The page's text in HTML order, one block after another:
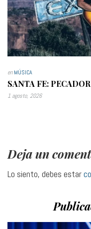
enMÚSICA
SANTA FE:
1 agosto, 2026
Deja un
Lo siento, debes estar